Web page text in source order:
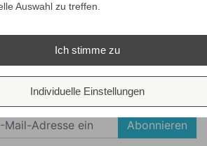
Newsletter
Abonnieren
Auswahl zu treffen.
Ich stimme zu
Individuelle Einstellungen